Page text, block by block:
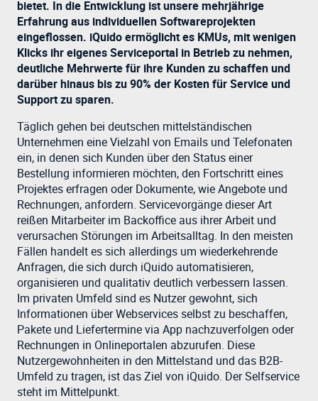
bietet. In die Entwicklung ist unsere mehrjährige
Erfahrung aus individuellen Softwareprojekten
eingeflossen. iQuido ermöglicht es KMUs, mit wenigen
Klicks ihr eigenes Serviceportal in Betrieb zu nehmen,
deutliche Mehrwerte für ihre Kunden zu schaffen und
darüber hinaus bis zu 90% der Kosten für Service und
Support zu sparen.
Täglich gehen bei deutschen mittelständischen
Unternehmen eine Vielzahl von Emails und Telefonaten
ein, in denen sich Kunden über den Status einer
Bestellung informieren möchten, den Fortschritt eines
Projektes erfragen oder Dokumente, wie Angebote und
Rechnungen, anfordern. Servicevorgänge dieser Art
reißen Mitarbeiter im Backoffice aus ihrer Arbeit und
verursachen Störungen im Arbeitsalltag. In den meisten
Fällen handelt es sich allerdings um wiederkehrende
Anfragen, die sich durch iQuido automatisieren,
organisieren und qualitativ deutlich verbessern lassen.
Im privaten Umfeld sind es Nutzer gewohnt, sich
Informationen über Webservices selbst zu beschaffen,
Pakete und Liefertermine via App nachzuverfolgen oder
Rechnungen in Onlineportalen abzurufen. Diese
Nutzergewohnheiten in den Mittelstand und das B2B-
Umfeld zu tragen, ist das Ziel von iQuido. Der Selfservice
steht im Mittelpunkt.